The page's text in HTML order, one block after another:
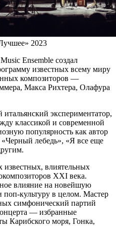
2023
Ensemble создал
известных всему миру
композиторов —
Макса Рихтера, Олафура
экспериментатор,
классикой и современной
популярность как автор
лебедь», «Я все еще
влиятельных
XXI века.
влияние на новейшую
поп-культуру в целом. Мастер
симфонический партий
— избранные
Карибского моря, Гонка,